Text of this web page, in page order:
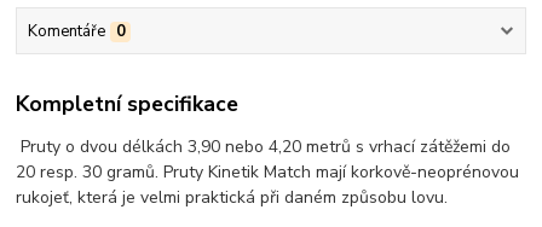
Komentáře 0
Kompletní specifikace
Pruty o dvou délkách 3,90 nebo 4,20 metrů s vrhací zátěžemi do
20 resp. 30 gramů. Pruty Kinetik Match mají korkově-neoprénovou
rukojeť, která je velmi praktická při daném způsobu lovu.